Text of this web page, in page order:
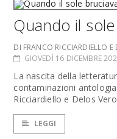
Quando il
DI FRANCO RICCIARDIELLO E
GIOVEDÌ 16 DICEMBRE
La nascita della
contaminazioni
Ricciardiello e Delos
LEGGI